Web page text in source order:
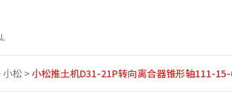
小松 >小松推土机D31-21P转向离合器锥形轴111-